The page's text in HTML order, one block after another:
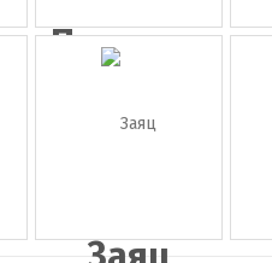
Птица на
ветке